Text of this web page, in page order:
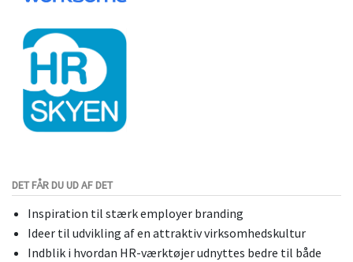
DET FÅR DU UD AF DET
Inspiration til stærk employer branding
Ideer til udvikling af en attraktiv virksomhedskultur
Indblik i hvordan HR-værktøjer udnyttes bedre til både